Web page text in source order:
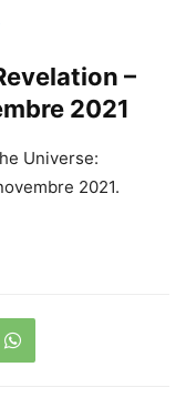
–
2021
Universe:
2021.